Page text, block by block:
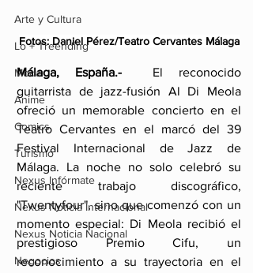
Arte y Cultura
Lo + Treending
Moda
Anime
Comics
Turismo
Nexus Infórmate
Nexus Noticia Internacional
Nexus Noticia Nacional
Negocios
Fotos: Daniel Pérez/Teatro Cervantes Málaga
Málaga, España.- El reconocido
guitarrista de jazz-fusión Al Di Meola
ofreció un memorable concierto en el
Teatro Cervantes en el marcó del 39
Festival Internacional de Jazz de
Málaga. La noche no solo celebró su
reciente trabajo discográfico,
"Twentyfour", sino que comenzó con un
momento especial: Di Meola recibió el
prestigioso Premio Cifu, un
reconocimiento a su trayectoria en el